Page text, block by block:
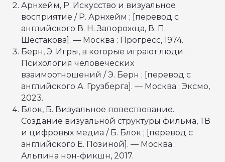
Арнхейм, Р. Искусство и визуальное
восприятие / Р. Арнхейм ; [перевод с
английского В. Н. Запорожца, В. П.
Шестакова]. — Москва : Прогресс, 1974.
Берн, Э. Игры, в которые играют люди.
Психология человеческих
взаимоотношений / Э. Берн ; [перевод с
английского А. Грузберга]. — Москва : Эксмо,
2023.
Блок, Б. Визуальное повествование.
Создание визуальной структуры фильма, ТВ
и цифровых медиа / Б. Блок ; [перевод с
английского Е. Позиной]. — Москва :
Альпина нон-фикшн, 2017.